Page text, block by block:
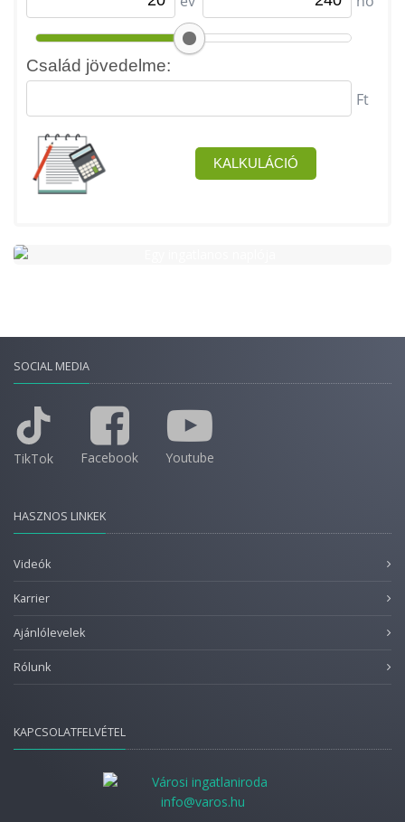
SOCIAL MEDIA
TikTok Facebook Youtube
HASZNOS LINKEK
Videók
Karrier
Ajánlólevelek
Rólunk
KAPCSOLATFELVÉTEL
info@varos.hu